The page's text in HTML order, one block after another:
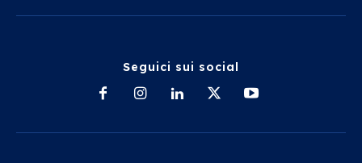
Seguici sui social